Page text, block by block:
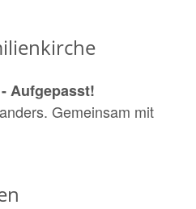
Aufgepasst!
Gemeinsam mit